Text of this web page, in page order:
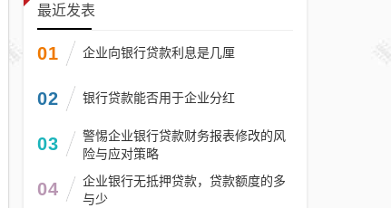
最近发表
01 企业向银行贷款利息是几厘
02 银行贷款能否用于企业分红
03
警惕企业银行贷款财务报表修改的风
险与应对策略
04
企业银行无抵押贷款，贷款额度的多
与少